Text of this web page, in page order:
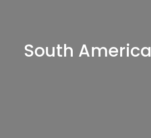
South America